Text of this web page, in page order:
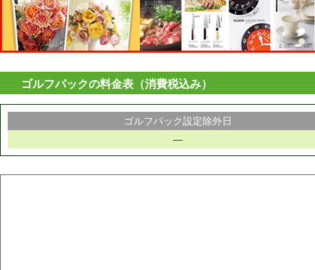
ゴルフパックの料金表（消費税込み）
ゴルフパック設定除外日
―